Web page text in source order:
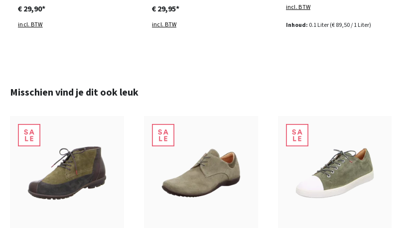
€ 29,90*
incl. BTW
€ 29,95*
incl. BTW Inhoud: 0.1 Liter(€ 89,50 / 1 Liter)
incl. BTW
Productgalerij overslaan
Misschien vind je dit ook leuk